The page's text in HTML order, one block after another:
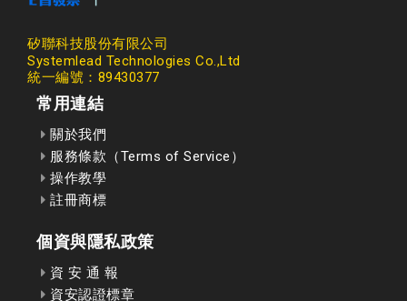
矽聯科技股份有限公司
Systemlead Technologies Co.,Ltd
統一編號：89430377
常用連結
關於我們
服務條款（Terms of Service）
操作教學
註冊商標
個資與隱私政策
資 安 通 報
資安認證標章